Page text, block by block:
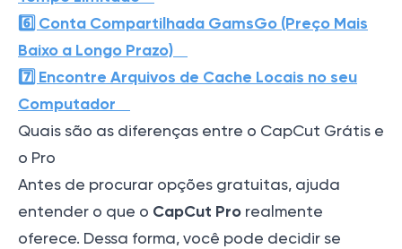
6️⃣ Conta Compartilhada GamsGo (Preço Mais
Baixo a Longo Prazo)
7️⃣ Encontre Arquivos de Cache Locais no seu
Computador
Quais são as diferenças entre o CapCut Grátis e
o Pro
Antes de procurar opções gratuitas, ajuda
entender o que o CapCut Pro realmente
oferece. Dessa forma, você pode decidir se